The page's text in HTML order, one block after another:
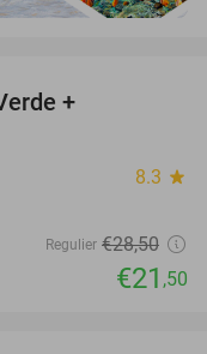
+
8.3 star
Regulier €28,50
€21 ,50